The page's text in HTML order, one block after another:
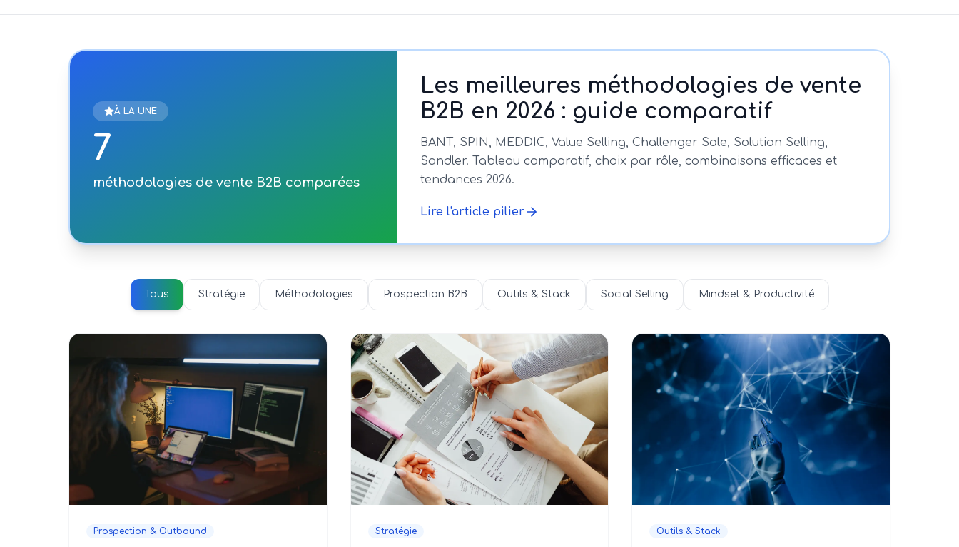
À LA UNE
7
méthodologies de vente B2B comparées
Les meilleures méthodologies de vente
B2B en 2026 : guide comparatif
BANT, SPIN, MEDDIC, Value Selling, Challenger Sale, Solution Selling,
Sandler. Tableau comparatif, choix par rôle, combinaisons efficaces et
tendances 2026.
Lire l'article pilier
Tous Stratégie Méthodologies Prospection B2B Outils & Stack Social Selling Mindset & Productivité
Prospection & Outbound Stratégie Outils & Stack